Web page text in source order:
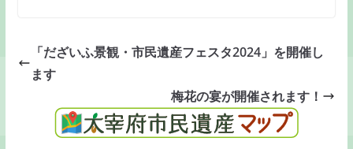
「だざいふ景観・市民遺産フェスタ2024」を開催し
ます
梅花の宴が開催されます！